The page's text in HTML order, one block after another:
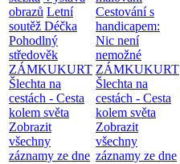
obrazů Letní
soutěž Déčka
Pohodlný
středověk
ZÁMKUKURT
Šlechta na
cestách - Cesta
kolem světa
Zobrazit
všechny
záznamy ze dne
Cestování s
handicapem:
Nic není
nemožné
ZÁMKUKURT
Šlechta na
cestách - Cesta
kolem světa
Zobrazit
všechny
záznamy ze dne